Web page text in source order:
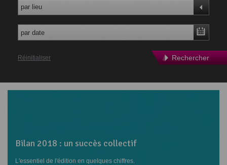
Bilan 2018 : un succès collectif
L'essentiel de l'édition en quelques chiffres.
par lieu
Rechercher
Réinitialiser